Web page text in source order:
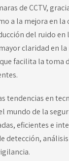
de CCTV,
a la mejora en la
del ruido en
claridad en
facilita la toma
tendencias en
mundo de la
eficientes e
detección,